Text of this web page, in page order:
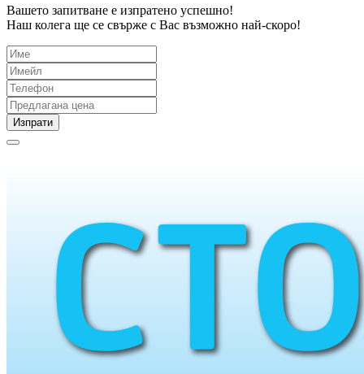
Вашето запитване е изпратено успешно!
Наш колега ще се свърже с Вас възможно най-скоро!
Изпрати